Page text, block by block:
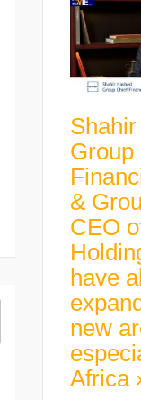
Group
&
CEO
have
new
Africa